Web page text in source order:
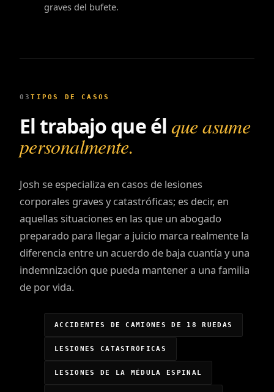
graves del bufete.
03TIPOS DE CASOS
El trabajo que élque asume
personalmente.
Josh se especializa en casos de lesiones
corporales graves y catastróficas; es decir, en
aquellas situaciones en las que un abogado
preparado para llegar a juicio marca realmente la
diferencia entre un acuerdo de baja cuantía y una
indemnización que pueda mantener a una familia
de por vida.
ACCIDENTES DE CAMIONES DE 18 RUEDAS
LESIONES CATASTRÓFICAS
LESIONES DE LA MÉDULA ESPINAL